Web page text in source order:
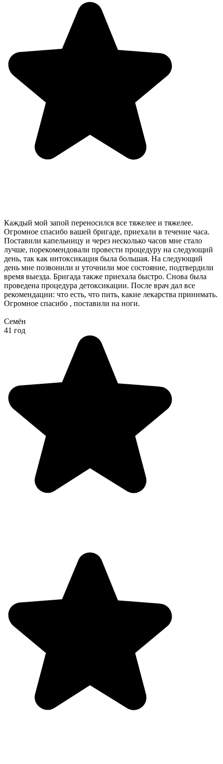
Каждый мой запой переносился все тяжелее и тяжелее.
Огромное спасибо вашей бригаде, приехали в течение часа.
Поставили капельницу и через несколько часов мне стало
лучше, порекомендовали провести процедуру на следующий
день, так как интоксикация была большая. На следующий
день мне позвонили и уточнили мое состояние, подтвердили
время выезда. Бригада также приехала быстро. Снова была
проведена процедура детоксикации. После врач дал все
рекомендации: что есть, что пить, какие лекарства принимать.
Огромное спасибо , поставили на ноги.
Семён
41 год